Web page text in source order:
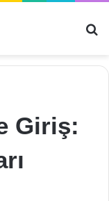
Giriş: